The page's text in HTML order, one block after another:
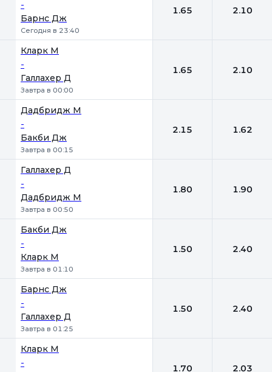
-
Барнс Дж
Сегодня в 23:40
1.65 2.10
Кларк М
-
Галлахер Д
Завтра в 00:00
1.65 2.10
Дадбридж М
-
Бакби Дж
Завтра в 00:15
2.15 1.62
Галлахер Д
-
Дадбридж М
Завтра в 00:50
1.80 1.90
Бакби Дж
-
Кларк М
Завтра в 01:10
1.50 2.40
Барнс Дж
-
Галлахер Д
Завтра в 01:25
1.50 2.40
Кларк М
- 1.70 2.03